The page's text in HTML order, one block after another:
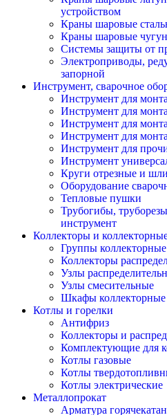
устройством
Краны шаровые
Краны шаровые
Системы защиты от
Электроприводы,
запорной
Инструмент, сварочное
Инструмент для
Инструмент для
Инструмент для
Инструмент для
Инструмент для
Инструмент
Круги отрезные и
Оборудование
Тепловые пушки
Трубогибы,
инструмент
Коллекторы и
Группы коллекторные
Коллекторы
Узлы
Узлы смесительные
Шкафы коллекторные
Котлы и горелки
Антифриз
Коллекторы и
Комплектующие для
Котлы газовые
Котлы
Котлы электрические
Металлопрокат
Арматура